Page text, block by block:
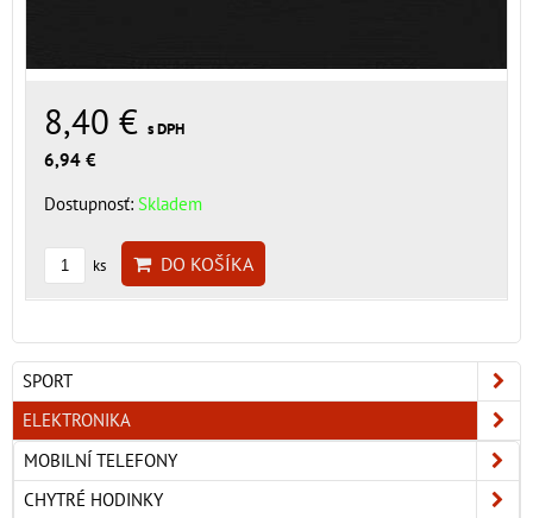
8,40 € s DPH
6,94 €
Dostupnosť: Skladem
ks DO KOŠÍKA
SPORT
ELEKTRONIKA
MOBILNÍ TELEFONY
CHYTRÉ HODINKY